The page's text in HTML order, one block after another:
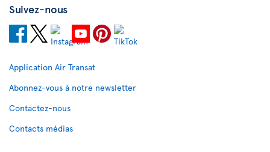
Suivez-nous
Application Air Transat
Abonnez-vous à notre newsletter
Contactez-nous
Contacts médias